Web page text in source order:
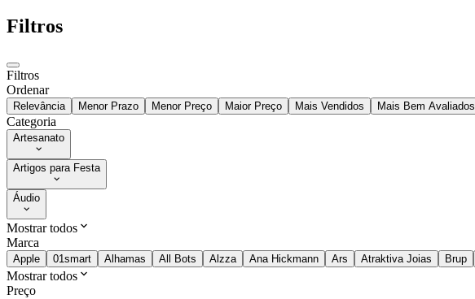
Filtros
Filtros
Ordenar
Relevância Menor Prazo Menor Preço Maior Preço Mais Vendidos Mais Bem Avaliados
Categoria
Artesanato
Artigos para Festa
Áudio
Mostrar todos
Marca
Apple 01smart Alhamas All Bots Alzza Ana Hickmann Ars Atraktiva Joias Brup
Mostrar todos
Preço